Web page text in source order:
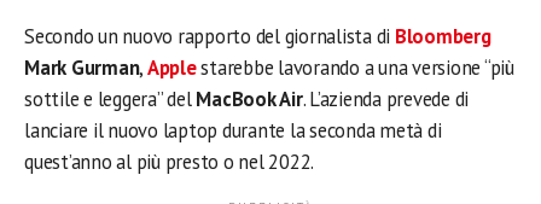
Secondo un nuovo rapporto del giornalista di Bloomberg
Mark Gurman,Applestarebbe lavorando a una versione “più
sottile e leggera” delMacBook Air. L’azienda prevede di
lanciare il nuovo laptop durante la seconda metà di
quest’anno al più presto o nel 2022.